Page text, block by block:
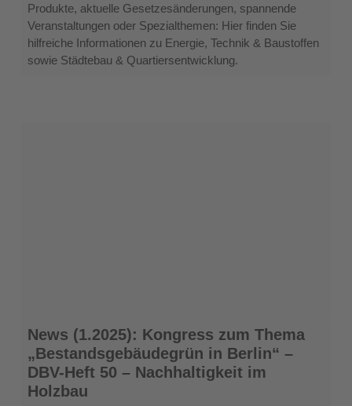
Dezentrales
Wohnraumlüftungsgerät
Produkte, aktuelle Gesetzesänderungen, spannende
Veranstaltungen oder Spezialthemen: Hier finden Sie
hilfreiche Informationen zu Energie, Technik & Baustoffen
sowie Städtebau & Quartiersentwicklung.
News
(1.2025):
Kongress
zum
Thema
News (1.2025): Kongress zum Thema
„Bestandsgebäudegrün in Berlin“ –
DBV-Heft 50 – Nachhaltigkeit im
Holzbau